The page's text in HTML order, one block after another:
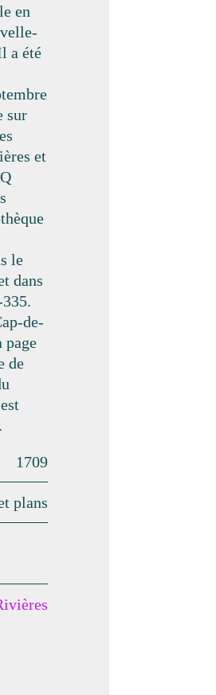
en
a été
sur
et
le
dans
de-
page
de
1709
plans